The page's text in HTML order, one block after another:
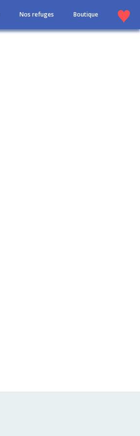
Nos refuges Boutique